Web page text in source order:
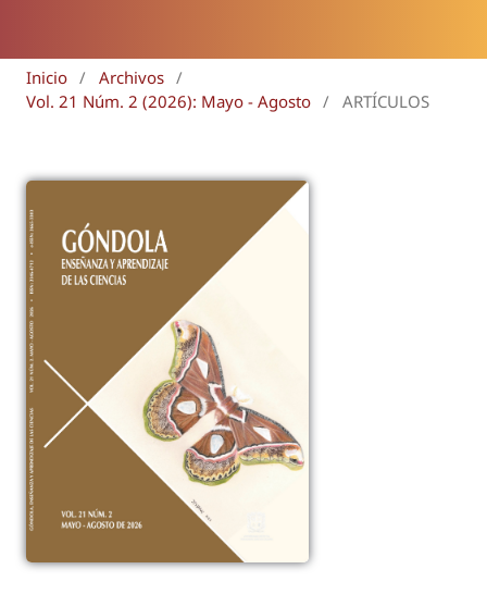
Inicio / Archivos /
Vol. 21 Núm. 2 (2026): Mayo - Agosto / ARTÍCULOS